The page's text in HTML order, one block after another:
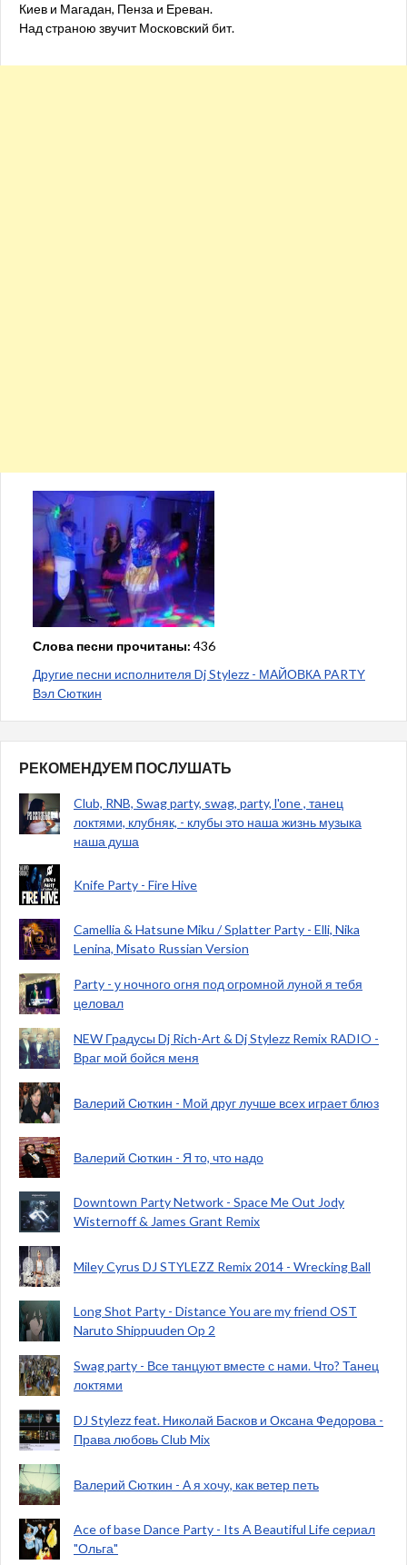
Киев и Магадан, Пенза и Ереван.
Над страною звучит Московский бит.
Слова песни прочитаны: 436
Другие песни исполнителя Dj Stylezz - МАЙОВКА PARTY
Вэл Сюткин
РЕКОМЕНДУЕМ ПОСЛУШАТЬ
Club, RNB, Swag party, swag, party, l'one , танец
локтями, клубняк, - клубы это наша жизнь музыка
наша душа
Knife Party - Fire Hive
Camellia & Hatsune Miku / Splatter Party - Elli, Nika
Lenina, Misato Russian Version
Party - у ночного огня под огромной луной я тебя
целовал
NEW Градусы Dj Rich-Art & Dj Stylezz Remix RADIO -
Враг мой бойся меня
Валерий Сюткин - Мой друг лучше всех играет блюз
Валерий Сюткин - Я то, что надо
Downtown Party Network - Space Me Out Jody
Wisternoff & James Grant Remix
Miley Cyrus DJ STYLEZZ Remix 2014 - Wrecking Ball
Long Shot Party - Distance You are my friend OST
Naruto Shippuuden Op 2
Swag party - Все танцуют вместе с нами. Что? Танец
локтями
DJ Stylezz feat. Николай Басков и Оксана Федорова -
Права любовь Club Mix
Валерий Сюткин - А я хочу, как ветер петь
Ace of base Dance Party - Its A Beautiful Life сериал
"Ольга"